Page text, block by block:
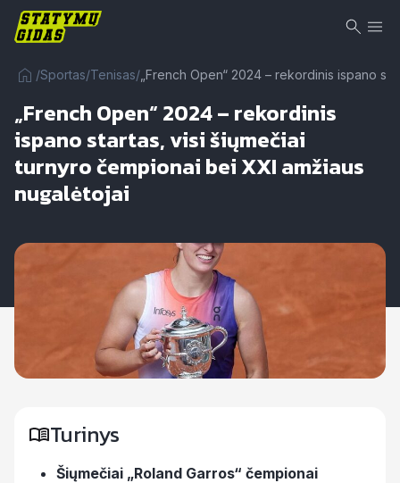
/Sportas/Tenisas/ „French Open“ 2024 – rekordinis ispano
„French Open“ 2024 – rekordinis
ispano startas, visi šiųmečiai
turnyro čempionai bei XXI amžiaus
nugalėtojai
Turinys
Šiųmečiai „Roland Garros“ čempionai